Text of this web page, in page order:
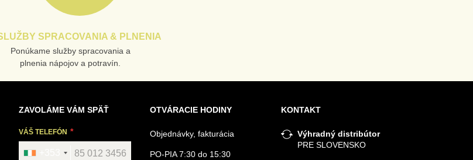
SPRACOVANIA & PLNENIA
Ponúkame služby spracovania a
plnenia nápojov a potravín.
ZAVOLÁME VÁM SPÄŤ
VÁŠ TELEFÓN
OTVÁRACIE HODINY
Objednávky, fakturácia
PO-PIA 7:30 do 15:30
KONTAKT
Výhradný distribútor
PRE SLOVENSKO